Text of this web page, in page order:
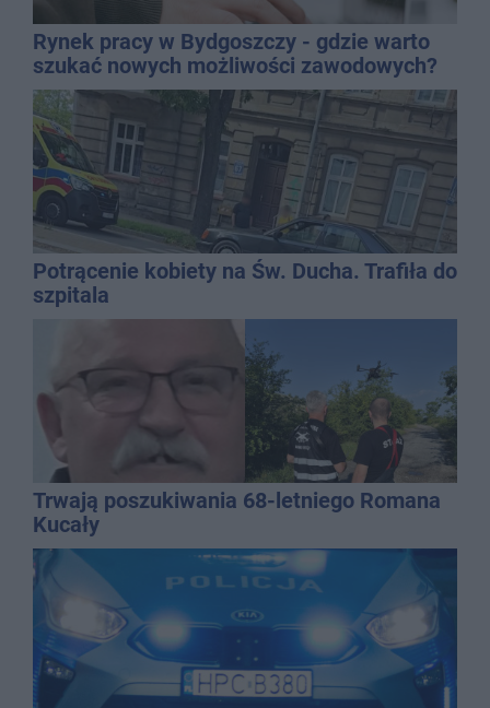
Rynek pracy w Bydgoszczy - gdzie warto
szukać nowych możliwości zawodowych?
Potrącenie kobiety na Św. Ducha. Trafiła do
szpitala
Trwają poszukiwania 68-letniego Romana
Kucały